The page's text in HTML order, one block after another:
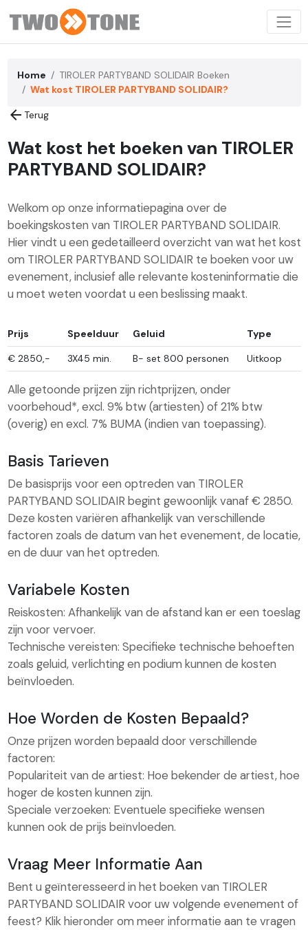
Home
TIROLER PARTYBAND SOLIDAIR Boeken
Wat kost TIROLER PARTYBAND SOLIDAIR?
arrow_back Terug
Wat kost het boeken van TIROLER
PARTYBAND SOLIDAIR?
Welkom op onze informatiepagina over de
boekingskosten van TIROLER PARTYBAND SOLIDAIR.
Hier vindt u een gedetailleerd overzicht van wat het kost
om TIROLER PARTYBAND SOLIDAIR te boeken voor uw
evenement, inclusief alle relevante kosteninformatie die
u moet weten voordat u een beslissing maakt.
Prijs Speelduur Geluid
Type
€ 2850,- 3X45 min. B- set 800 personen Uitkoop
Alle getoonde prijzen zijn richtprijzen, onder
voorbehoud*, excl. 9% btw (artiesten) of 21% btw
(overig) en excl. 7% BUMA (indien van toepassing).
Basis Tarieven
De basisprijs voor een optreden van TIROLER
PARTYBAND SOLIDAIR begint gewoonlijk vanaf € 2850.
Deze kosten variëren afhankelijk van verschillende
factoren zoals de datum van het evenement, de locatie,
en de duur van het optreden.
Variabele Kosten
Reiskosten: Afhankelijk van de afstand kan er een toeslag
zijn voor vervoer.
Technische vereisten: Specifieke technische behoeften
zoals geluid, verlichting en podium kunnen de kosten
beïnvloeden.
Hoe Worden de Kosten Bepaald?
Onze prijzen worden bepaald door verschillende
factoren:
Populariteit van de artiest: Hoe bekender de artiest, hoe
hoger de kosten kunnen zijn.
Speciale verzoeken: Eventuele specifieke wensen
kunnen ook de prijs beïnvloeden.
Vraag Meer Informatie Aan
Bent u geïnteresseerd in het boeken van TIROLER
PARTYBAND SOLIDAIR voor uw volgende evenement of
feest? Klik hieronder om meer informatie aan te vragen